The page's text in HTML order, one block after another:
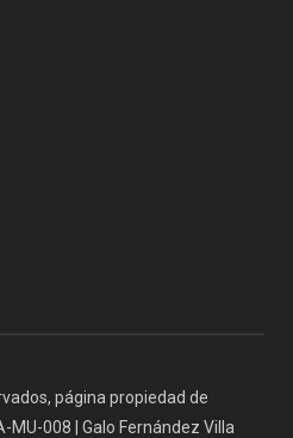
página propiedad de
008 | Galo Fernández Villa